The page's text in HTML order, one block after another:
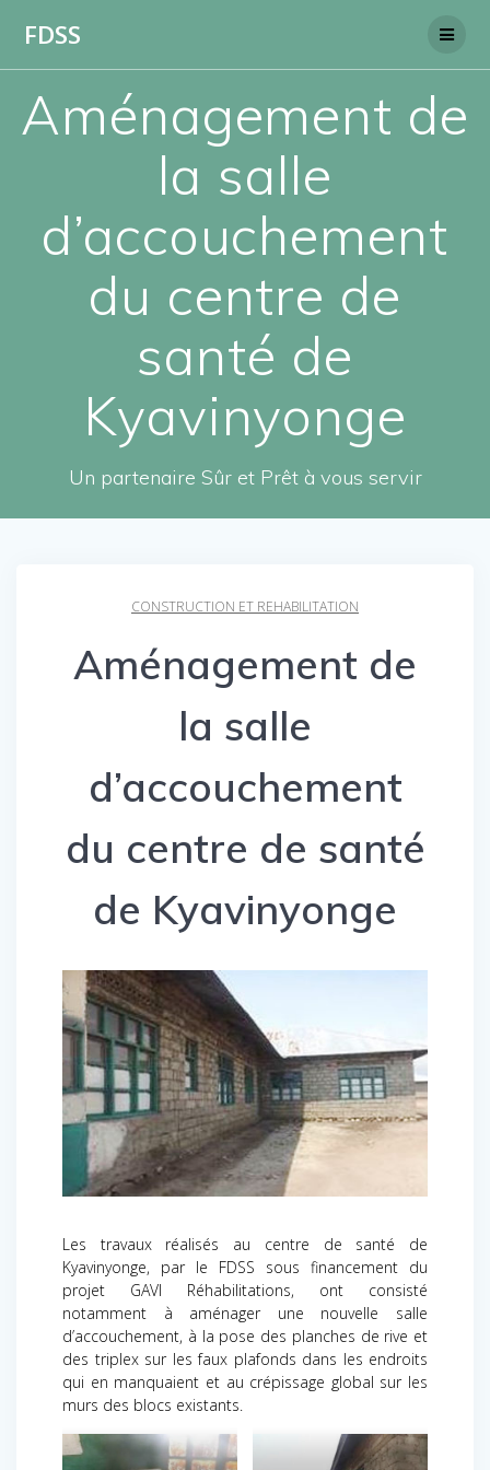
FDSS
Aménagement de
la salle
d’accouchement
du centre de
santé de
Kyavinyonge
Un partenaire Sûr et Prêt à vous servir
CONSTRUCTION ET REHABILITATION
Aménagement de
la salle
d’accouchement
du centre de santé
de Kyavinyonge
Les travaux réalisés au centre de santé de
Kyavinyonge, par le FDSS sous financement du
projet GAVI Réhabilitations, ont consisté
notamment à aménager une nouvelle salle
d’accouchement, à la pose des planches de rive et
des triplex sur les faux plafonds dans les endroits
qui en manquaient et au crépissage global sur les
murs des blocs existants.